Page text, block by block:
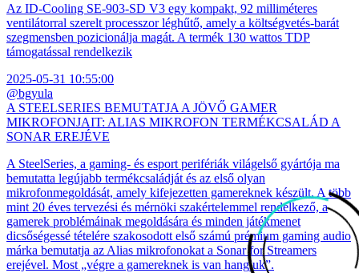
Az ID-Cooling SE-903-SD V3 egy kompakt, 92 milliméteres
ventilátorral szerelt processzor léghűtő, amely a költségvetés-barát
szegmensben pozicionálja magát. A termék 130 wattos TDP
támogatással rendelkezik
2025-05-31 10:55:00
@bgyula
A STEELSERIES BEMUTATJA A JÖVŐ GAMER
MIKROFONJAIT: ALIAS MIKROFON TERMÉKCSALÁD A
SONAR EREJÉVE
A SteelSeries, a gaming- és esport perifériák világelső gyártója ma
bemutatta legújabb termékcsaládját és az első olyan
mikrofonmegoldását, amely kifejezetten gamereknek készült. A több
mint 20 éves tervezési és mérnöki szakértelemmel rendelkező, a
gamerek problémáinak megoldására és minden játékmenet
dicsőségessé tételére szakosodott első számú prémium gaming audio
márka bemutatja az Alias mikrofonokat a Sonar for Streamers
erejével. Most „végre a gamereknek is van hangjuk”.